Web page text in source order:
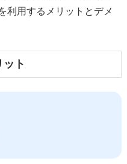
利用するメリットとデメ
ト